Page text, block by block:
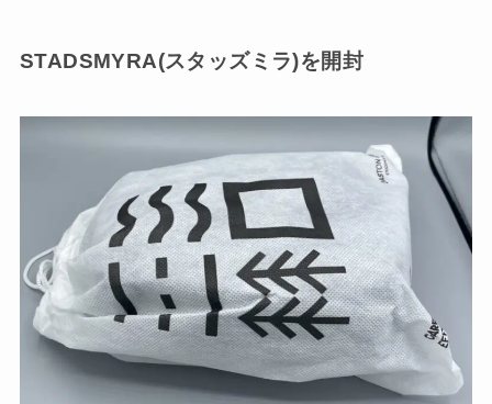
STADSMYRA(スタッズミラ)を開封